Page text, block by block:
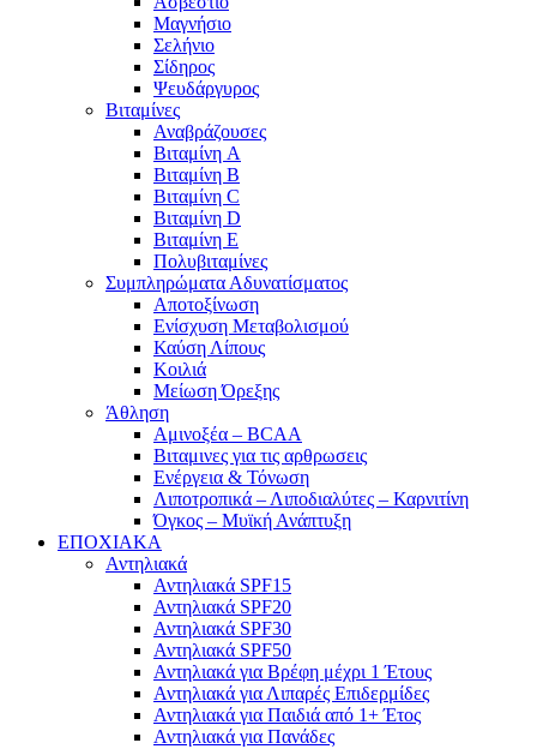
Μαγνήσιο
Σελήνιο
Σίδηρος
Ψευδάργυρος
Βιταμίνες
Αναβράζουσες
Βιταμίνη A
Βιταμίνη B
Βιταμίνη C
Βιταμίνη D
Βιταμίνη E
Πολυβιταμίνες
Συμπληρώματα Αδυνατίσματος
Αποτοξίνωση
Ενίσχυση Μεταβολισμού
Καύση Λίπους
Κοιλιά
Μείωση Όρεξης
Άθληση
Αμινοξέα – BCAA
Βιταμινες για τις αρθρωσεις
Ενέργεια & Τόνωση
Λιποτροπικά – Λιποδιαλύτες – Καρνιτίνη
Όγκος – Μυϊκή Ανάπτυξη
ΕΠΟΧΙΑΚΑ
Αντηλιακά
Αντηλιακά SPF15
Αντηλιακά SPF20
Αντηλιακά SPF30
Αντηλιακά SPF50
Αντηλιακά για Βρέφη μέχρι 1 Έτους
Αντηλιακά για Λιπαρές Επιδερμίδες
Αντηλιακά για Παιδιά από 1+ Έτος
Αντηλιακά για Πανάδες